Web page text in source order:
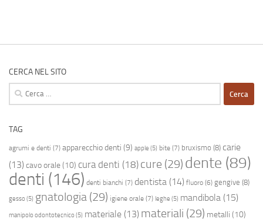
CERCA NEL SITO
Ricerca
per:
TAG
agrumi e denti (7) apparecchio denti (9) apple (5) bite (7) bruxismo (8) carie
(13) cavo orale(10) cura denti (18) cure (29) dente (89)
denti (146) denti bianchi (7) dentista (14) fluoro (6) gengive (8)
gesso(5) gnatologia (29) igiene orale (7) leghe (5) mandibola (15)
manipolo odontotecnico(5) materiale (13) materiali (29) metalli (10)